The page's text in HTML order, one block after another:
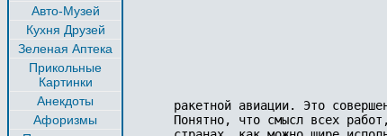
Авто-Музей
Кухня Друзей
Зеленая Аптека
Прикольные
Картинки
Анекдоты
Афоризмы
ракетной авиации. Это
Понятно, что смысл всех